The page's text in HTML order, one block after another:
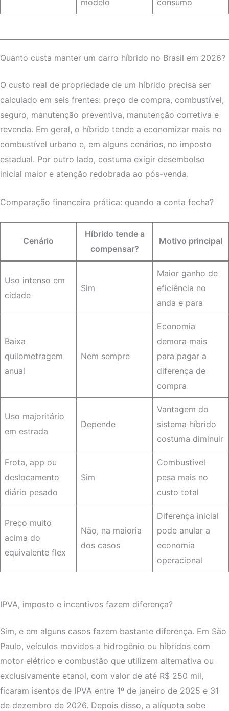
modelo consumo
Quanto custa manter um carro híbrido no Brasil em 2026?
O custo real de propriedade de um híbrido precisa ser
calculado em seis frentes: preço de compra, combustível,
seguro, manutenção preventiva, manutenção corretiva e
revenda. Em geral, o híbrido tende a economizar mais no
combustível urbano e, em alguns cenários, no imposto
estadual. Por outro lado, costuma exigir desembolso
inicial maior e atenção redobrada ao pós-venda.
Comparação financeira prática: quando a conta fecha?
Cenário
Híbrido tende a
compensar?
Motivo principal
Uso intenso em
cidade
Sim
Maior ganho de
eficiência no
anda e para
Baixa
quilometragem
anual
Nem sempre
Economia
demora mais
para pagar a
diferença de
compra
Uso majoritário
em estrada
Depende
Vantagem do
sistema híbrido
costuma diminuir
Frota, app ou
deslocamento
diário pesado
Sim
Combustível
pesa mais no
custo total
Preço muito
acima do
equivalente flex
Não, na maioria
dos casos
Diferença inicial
pode anular a
economia
operacional
IPVA, imposto e incentivos fazem diferença?
Sim, e em alguns casos fazem bastante diferença. Em São
Paulo, veículos movidos a hidrogênio ou híbridos com
motor elétrico e combustão que utilizem alternativa ou
exclusivamente etanol, com valor de até R$ 250 mil,
ficaram isentos de IPVA entre 1º de janeiro de 2025 e 31
de dezembro de 2026. Depois disso, a alíquota sobe